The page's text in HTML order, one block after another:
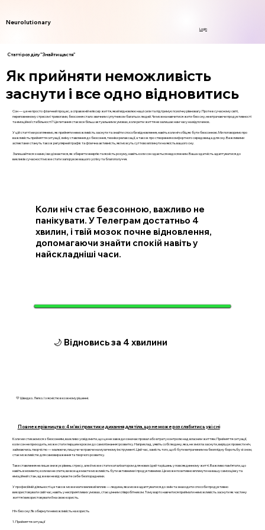
Neurolutionary
Login
Статті розділу "Знайти щастя"
Як прийняти неможливість
заснути і все одно відновитись
Сон — це не просто фізичний процес, а справжній еліксир життя, який відновлює наші сили та підтримує психічну рівновагу. Проте в сучасному світі,
переповненому стресом і тривогами, безсоння стало звичним супутником багатьох людей. Чи можна навчитися жити без сну, не втрачаючи продуктивності
та емоційної стабільності? Це питання стає все більш актуальним в умовах, коли ритм життя не залишає нам часу на відпочинок.
У цій статті ми розглянемо, як прийняти неможливість заснути та знайти способи відновлення, навіть коли ніч обіцяє бути безсонною. Ми поговоримо про
важливість прийняття ситуації, зміну ставлення до безсоння, техніки релаксації, а також про створення комфортного середовища для сну. Важливими
аспектами стануть також регулярний графік та фізична активність, які можуть суттєво вплинути на якість вашого сну.
Залишайтеся з нами, і ви дізнаєтеся, як зберегти енергію та ясність розуму, навіть коли сон здається недосяжним. Ваша здатність адаптуватися до
викликів сучасності може стати запорукою вашого успіху та благополуччя.
Коли ніч стає безсонною, важливо не
панікувати. У Телеграм достатньо 4
хвилин, і твій мозок почне відновлення,
допомагаючи знайти спокій навіть у
найскладніші часи.
🌙 Відновись за 4 хвилини
💛 Швидко. Легко. І з ясністю в кожному рішенні.
Повне керівництво: 4 м’які практики дихання для тіла, що не може розслабитись уві сні
Коли ми стикаємося з безсонням, важливо усвідомити, що це не завжди означає провал або втрату контролю над власним життям. Прийняття ситуації,
коли сон не приходить, може стати першим кроком до самопізнання і розвитку. Наприклад, уявіть собі людину, яка, не змогла заснути, вирішує провести ніч,
займаючись творчістю — малюючи, пишучи чи граючи на музичному інструменті. Цей час, замість того, щоб бути витраченим на безплідну боротьбу зі сном,
стає можливістю для самовираження та творчого розвитку.
Таке ставлення не лише знижує рівень стресу, але й може стати каталізатором для нових ідей та рішень у повсякденному житті. Важливо пам’ятати, що
навіть в моменти, коли ви не спите, ви все ще маєте можливість бути активними і продуктивними. Це може позитивно вплинути на вашу самооцінку та
емоційний стан, адже ви не відчуваєте себе безпорадними.
У професійній діяльності це також може мати великий вплив — людина, яка може адаптуватися до змін та знаходити способи продуктивно
використовувати свій час, навіть у несприятливих умовах, стає цінним співробітником. Тому варто навчитися приймати неможливість заснути як частину
життя і використовувати її на свою користь.
Ніч без сну: Як обернути неможливість на користь
1. Прийняття ситуації